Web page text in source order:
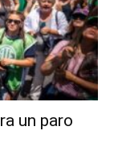
un paro